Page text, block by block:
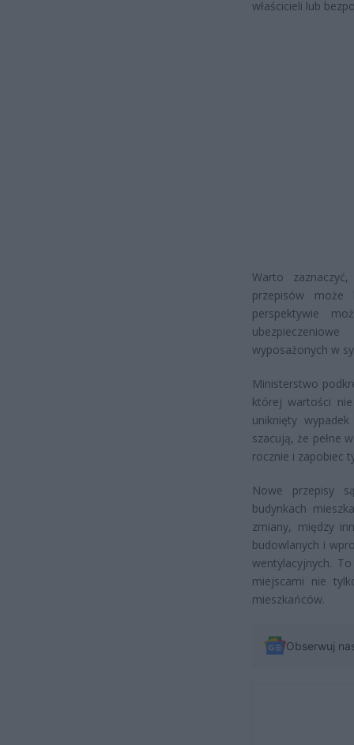
właścicieli lub
Warto
przepisów
perspektywie
wyposażonych w
Ministerstwo
której wartości
uniknięty
szacują, że pełne
rocznie i zapobiec
Nowe przepisy
budynkach
zmiany, między
budowlanych i
wentylacyjnych.
miejscami nie
mieszkańców.
Obserwuj